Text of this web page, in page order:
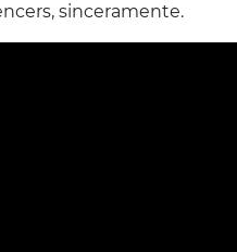
sinceramente.